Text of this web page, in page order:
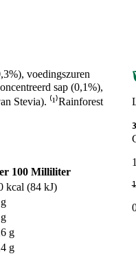
voedingszuren
sap (0,1%),
Stevia). ⁽¹⁾Rainforest
100 Milliliter
kcal (84 kJ)
g
g
1
1